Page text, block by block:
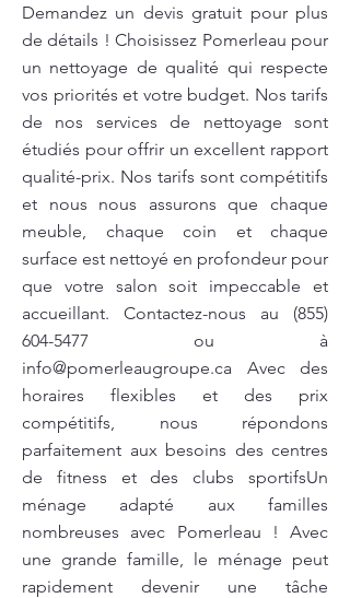
Demandez un devis gratuit pour plus
de détails ! Choisissez Pomerleau pour
un nettoyage de qualité qui respecte
vos priorités et votre budget. Nos tarifs
de nos services de nettoyage sont
étudiés pour offrir un excellent rapport
qualité-prix. Nos tarifs sont compétitifs
et nous nous assurons que chaque
meuble, chaque coin et chaque
surface est nettoyé en profondeur pour
que votre salon soit impeccable et
accueillant. Contactez-nous au (855)
604-5477 ou à
info@pomerleaugroupe.ca Avec des
horaires flexibles et des prix
compétitifs, nous répondons
parfaitement aux besoins des centres
de fitness et des clubs sportifsUn
ménage adapté aux familles
nombreuses avec Pomerleau ! Avec
une grande famille, le ménage peut
rapidement devenir une tâche